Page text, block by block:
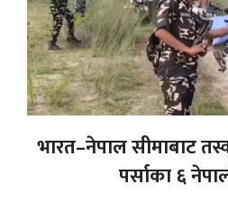
भारत–नेपाल सीमाबाट
पर्साका ६